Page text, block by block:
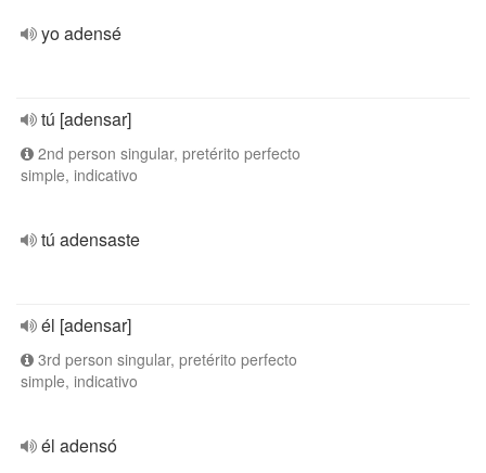
yo adensé
tú [adensar]
2nd person singular, pretérito perfecto
simple, indicativo
tú adensaste
él [adensar]
3rd person singular, pretérito perfecto
simple, indicativo
él adensó